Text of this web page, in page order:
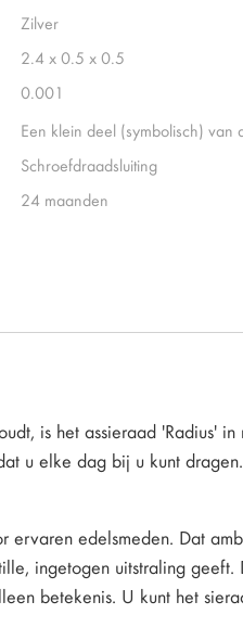
Zilver
2.4 x 0.5 x 0.5
0.001
Een klein deel (symbolisch) van
Schroefdraadsluiting
24 maanden
is het assieraad 'Radius'
u elke dag bij u kunt dragen.
edelsmeden. Dat
ingetogen uitstraling geeft.
betekenis. U kunt het